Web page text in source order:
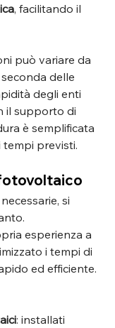
, facilitando il
può variare da
delle
degli enti
il supporto di
è semplificata
previsti.
si
esperienza a
i tempi di
ed efficiente.
: installati